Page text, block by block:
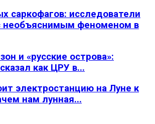
саркофагов: исследователи
необъяснимым феноменом в
и «русские острова»:
как ЦРУ в...
электростанцию на Луне к
нам лунная...